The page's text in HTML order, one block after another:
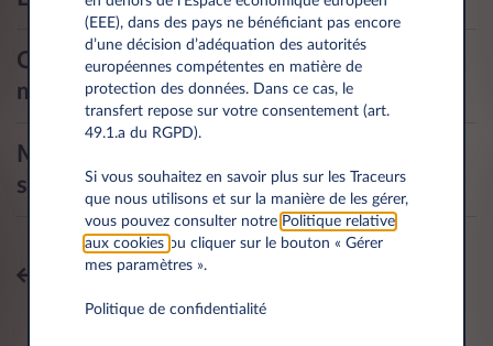
Quel est le kilométrage annuel
maximum que je peux conduire?
Ma voiture a été commandée. Quand
sera-t-elle livrée?
Tous les sujets
(EEE), dans des pays ne bénéficiant pas encore
d’une décision d’adéquation des autorités
européennes compétentes en matière de
protection des données. Dans ce cas, le
transfert repose sur votre consentement (art.
49.1.a du RGPD).
Si vous souhaitez en savoir plus sur les Traceurs
que nous utilisons et sur la manière de les gérer,
vous pouvez consulter notre Politique relative
aux cookies ou cliquer sur le bouton « Gérer
mes paramètres ».
Politique de confidentialité